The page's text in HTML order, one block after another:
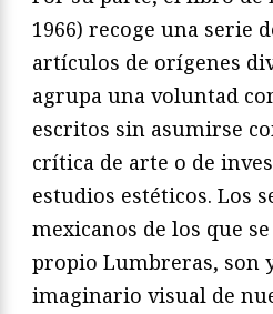
1966) recoge una serie
artículos de orígenes
agrupa una voluntad
escritos sin asumirse
crítica de arte o de
estudios estéticos. Los
mexicanos de los que
propio Lumbreras, son
imaginario visual de